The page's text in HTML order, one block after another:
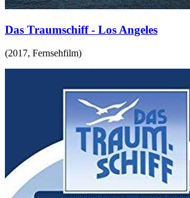
Das Traumschiff - Los Angeles
(2017, Fernsehfilm)